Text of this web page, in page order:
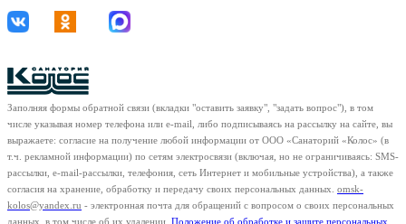
Заполняя формы обратной связи (вкладки "оставить заявку", "задать вопрос"), в том
числе указывая номер телефона или e-mail, либо подписываясь на рассылку на сайте, вы
выражаете: согласие на получение любой информации от ООО «Санаторий «Колос» (в
т.ч. рекламной информации) по сетям электросвязи (включая, но не ограничиваясь: SMS-
рассылки, e-mail-рассылки, телефония, сеть Интернет и мобильные устройства), а также
согласия на хранение, обработку и передачу своих персональных данных. omsk-
kolos@yandex.ru - электронная почта для обращений с вопросом о своих персональных
данных, в том числе об их удалении. Положение об обработке и защите персональных